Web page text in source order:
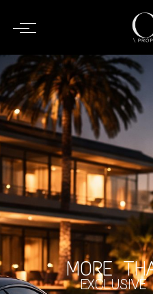
MORE
EXCLUSIVE